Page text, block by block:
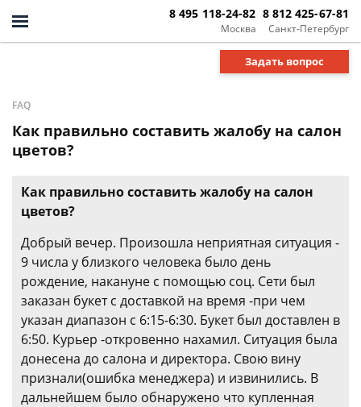
Москва
8 495 118-24-82
Санкт-Петербург
8 812 425-67-81
Задать вопрос
FAQ
Как правильно составить жалобу на салон
цветов?
Как правильно составить жалобу на салон
цветов?
Добрый вечер. Произошла неприятная ситуация -
9 числа у близкого человека было день
рождение, накануне с помощью соц. Сети был
заказан букет с доставкой на время -при чем
указан диапазон с 6:15-6:30. Букет был доставлен в
6:50. Курьер -откровенно нахамил. Ситуация была
донесена до салона и директора. Свою вину
признали(ошибка менеджера) и извинились. В
дальнейшем было обнаружено что купленная